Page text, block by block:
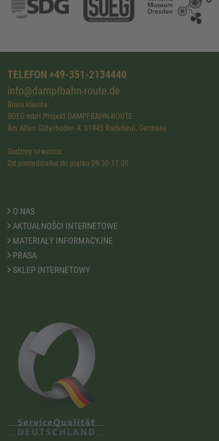
TELEFON +49-351-2134440
info@dampfbahn-route.de
Biuro klienta:
SOEG mbH Projekt DAMPFBAHN-ROUTE
Am Alten Güterboden 4, 01445 Radebeul, Germany
Godziny otwarcia:
Od poniedziałku do piątku 09.30-17.00
O NAS
AKTUALNOŚCI INTERNETOWE
MATERIAŁY INFORMACYJNE
PRASA
SKLEP INTERNETOWY